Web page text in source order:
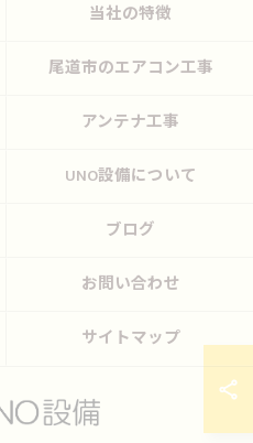
当社の特徴
尾道市のエアコン工事
アンテナ工事
UNO設備について
ブログ
お問い合わせ
サイトマップ